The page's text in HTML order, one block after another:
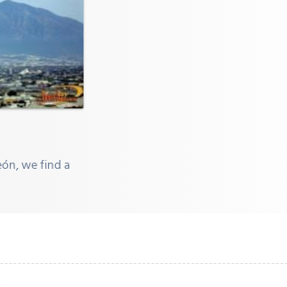
we find a